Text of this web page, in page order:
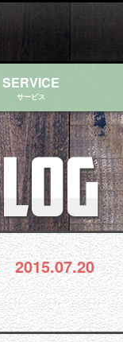
SERVICE
サービス
2015.07.20